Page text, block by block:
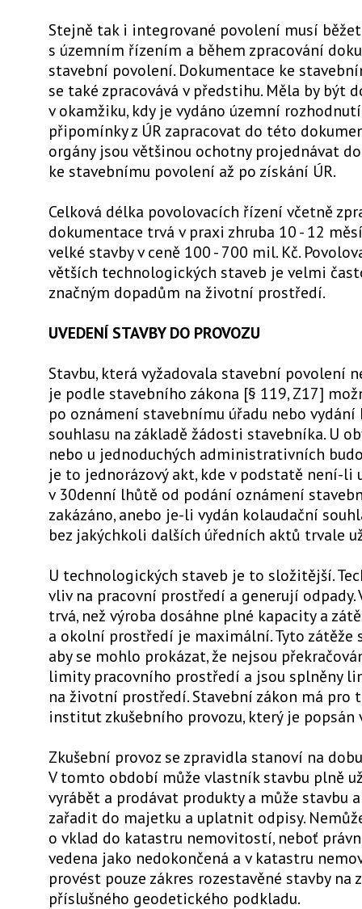
Stejně tak i integrované povolení musí běžet
s územním řízením a během zpracování
stavební povolení. Dokumentace ke
se také zpracovává v předstihu. Měla by být
v okamžiku, kdy je vydáno územní
připomínky z ÚR zapracovat do této
orgány jsou většinou ochotny projednávat
ke stavebnímu povolení až po získání ÚR.
Celková délka povolovacích řízení včetně
dokumentace trvá v praxi zhruba 10 - 12
velké stavby v ceně 100 - 700 mil. Kč.
větších technologických staveb je velmi
značným dopadům na životní prostředí.
UVEDENÍ STAVBY DO PROVOZU
Stavbu, která vyžadovala stavební povolení
je podle stavebního zákona [§ 119, Z17]
po oznámení stavebnímu úřadu nebo
souhlasu na základě žádosti stavebníka. U
nebo u jednoduchých administrativních
je to jednorázový akt, kde v podstatě není-li
v 30denní lhůtě od podání oznámení
zakázáno, anebo je-li vydán kolaudační
bez jakýchkoli dalších úředních aktů trvale
U technologických staveb je to složitější.
vliv na pracovní prostředí a generují odpady.
trvá, než výroba dosáhne plné kapacity a
a okolní prostředí je maximální. Tyto zátěže
aby se mohlo prokázat, že nejsou
limity pracovního prostředí a jsou splněny
na životní prostředí. Stavební zákon má pro
institut zkušebního provozu, který je popsán
Zkušební provoz se zpravidla stanoví na
V tomto období může vlastník stavbu plně
vyrábět a prodávat produkty a může stavbu
zařadit do majetku a uplatnit odpisy.
o vklad do katastru nemovitostí, neboť
vedena jako nedokončená a v katastru
provést pouze zákres rozestavěné stavby na
příslušného geodetického podkladu.